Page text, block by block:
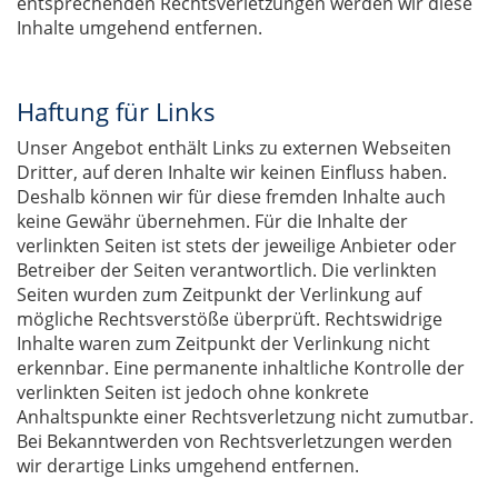
Inhalte umgehend entfernen.
Haftung für Links
Unser Angebot enthält Links zu externen Webseiten
Dritter, auf deren Inhalte wir keinen Einfluss haben.
Deshalb können wir für diese fremden Inhalte auch
keine Gewähr übernehmen. Für die Inhalte der
verlinkten Seiten ist stets der jeweilige Anbieter oder
Betreiber der Seiten verantwortlich. Die verlinkten
Seiten wurden zum Zeitpunkt der Verlinkung auf
mögliche Rechtsverstöße überprüft. Rechtswidrige
Inhalte waren zum Zeitpunkt der Verlinkung nicht
erkennbar. Eine permanente inhaltliche Kontrolle der
verlinkten Seiten ist jedoch ohne konkrete
Anhaltspunkte einer Rechtsverletzung nicht zumutbar.
Bei Bekanntwerden von Rechtsverletzungen werden
wir derartige Links umgehend entfernen.